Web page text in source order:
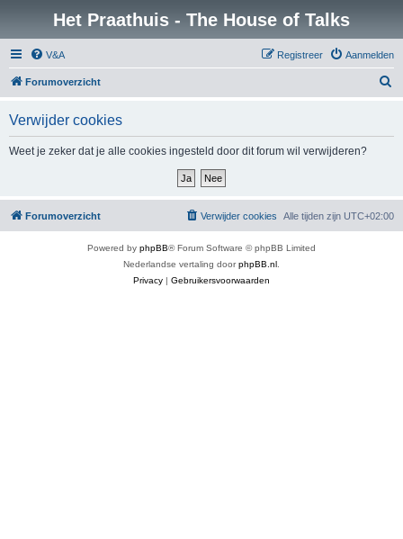
Het Praathuis - The House of Talks
V&A Aanmelden
Registreer
Forumoverzicht
Verwijder cookies
Weet je zeker dat je alle cookies ingesteld door dit forum wil verwijderen?
Forumoverzicht Alle tijden zijn UTC+02:00
Verwijder cookies
Powered by phpBB® Forum Software © phpBB Limited
Nederlandse vertaling doorphpBB.nl
Privacy | Gebruikersvoorwaarden